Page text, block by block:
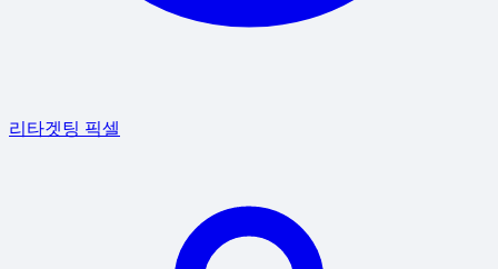
리타겟팅 픽셀